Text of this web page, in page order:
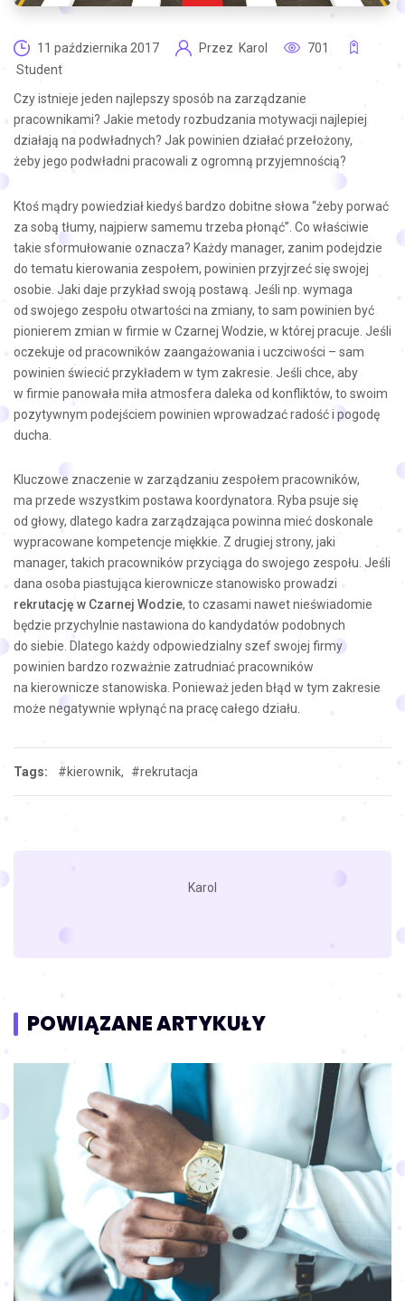
11 października 2017 Przez Karol
701
Student
Czy istnieje jeden najlepszy sposób na zarządzanie
pracownikami? Jakie metody rozbudzania motywacji najlepiej
działają na podwładnych? Jak powinien działać przełożony,
żeby jego podwładni pracowali z ogromną przyjemnością?
Ktoś mądry powiedział kiedyś bardzo dobitne słowa “żeby porwać
za sobą tłumy, najpierw samemu trzeba płonąć”. Co właściwie
takie sformułowanie oznacza? Każdy manager, zanim podejdzie
do tematu kierowania zespołem, powinien przyjrzeć się swojej
osobie. Jaki daje przykład swoją postawą. Jeśli np. wymaga
od swojego zespołu otwartości na zmiany, to sam powinien być
pionierem zmian w firmie w Czarnej Wodzie, w której pracuje. Jeśli
oczekuje od pracowników zaangażowania i uczciwości – sam
powinien świecić przykładem w tym zakresie. Jeśli chce, aby
w firmie panowała miła atmosfera daleka od konfliktów, to swoim
pozytywnym podejściem powinien wprowadzać radość i pogodę
ducha.
Kluczowe znaczenie w zarządzaniu zespołem pracowników,
ma przede wszystkim postawa koordynatora. Ryba psuje się
od głowy, dlatego kadra zarządzająca powinna mieć doskonale
wypracowane kompetencje miękkie. Z drugiej strony, jaki
manager, takich pracowników przyciąga do swojego zespołu. Jeśli
dana osoba piastująca kierownicze stanowisko prowadzi
rekrutację w Czarnej Wodzie, to czasami nawet nieświadomie
będzie przychylnie nastawiona do kandydatów podobnych
do siebie. Dlatego każdy odpowiedzialny szef swojej firmy
powinien bardzo rozważnie zatrudniać pracowników
na kierownicze stanowiska. Ponieważ jeden błąd w tym zakresie
może negatywnie wpłynąć na pracę całego działu.
Tags: #kierownik, #rekrutacja
Karol
POWIĄZANE ARTYKUŁY